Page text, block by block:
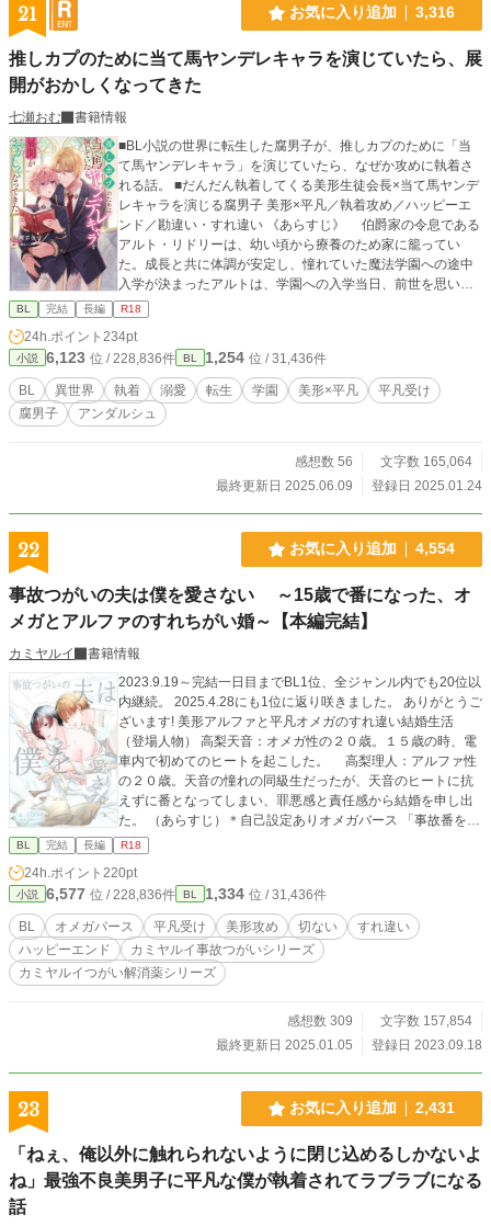
21 お気に入り追加 3,316
推しカプのために当て馬ヤンデレキャラを演じていたら、展
開がおかしくなってきた
七瀬おむ
書籍情報
■BL小説の世界に転生した腐男子が、推しカプのために「当
て馬ヤンデレキャラ」を演じていたら、なぜか攻めに執着さ
れる話。 ■だんだん執着してくる美形生徒会長×当て馬ヤンデ
レキャラを演じる腐男子 美形×平凡／執着攻め／ハッピーエ
ンド／勘違い・すれ違い 《あらすじ》 伯爵家の令息である
アルト・リドリーは、幼い頃から療養のため家に籠ってい
た。成長と共に体調が安定し、憧れていた魔法学園への途中
入学が決まったアルトは、学園への入学当日、前世を思い出
す。 この世界は前世で読んでいた「学園モノのBL小説」で
あり、アルトは推しカプの「攻め」であるグレン・アディソ
ンに好意を寄せる、当て馬ヤンデレキャラだったのだ。アル
トは「美形クール攻め×平民の美少年」という推しカプを成立
させるため、ヤンデレ当て馬キャラを演じることを決意す
る。 アルトはそれからグレンに迫り、本人としては完璧に
「ヤンデレ」を演じていた。しかし、そもそも病んでいない
中、最初は全くアルトに興味がなかったグレンも、アルトの
ことが気になってきて…？
BL 完結 長編 R18
24h.ポイント 234pt
小説 6,123 位 / 228,836件 BL 1,254 位 / 31,436件
BL 異世界 執着 溺愛 転生 学園 美形×平凡
平凡受け
腐男子
アンダルシュ
感想数 56
文字数 165,064
最終更新日 2025.06.09
登録日 2025.01.24
22 お気に入り追加 4,554
事故つがいの夫は僕を愛さない ～15歳で番になった、オ
メガとアルファのすれちがい婚～【本編完結】
カミヤルイ
書籍情報
2023.9.19～完結一日目までBL1位、全ジャンル内でも20位以
内継続。 2025.4.28にも1位に返り咲きました。 ありがとうご
ざいます! 美形アルファと平凡オメガのすれ違い結婚生活
（登場人物） 高梨天音：オメガ性の２０歳。１５歳の時、電
車内で初めてのヒートを起こした。 高梨理人：アルファ性
の２０歳。天音の憧れの同級生だったが、天音のヒートに抗
えずに番となってしまい、罪悪感と責任感から結婚を申し出
た。 （あらすじ）＊自己設定ありオメガバース 「事故番を対
象とした番解消の投与薬がいよいよ完成しました」 ある朝流
れたニュースに、オメガの天音の番で、夫でもあるアルファ
の理人は釘付けになった。 天音は理人が薬を欲しいのではと
不安になる。二人は五年前、天音の突発的なヒートにより番
となった事故番だからだ。 理人は夫として誠実で優しいが、
番になってからの五年間、一度も愛を囁いてくれたこともな
ければ、発情期以外の性交は無く寝室も別。さらにはキス
も、顔を見ながらの性交もしてくれたことがない。 天音は理
ないと苦手な家事も頑張ってきた。どうか理人が薬のことを
考えないでいてくれるようにと願う。最近は理人の帰りが遅
く、ますます距離ができているからなおさらだった。 しかし
その夜、別のオメガの匂いを纏わりつけて帰宅した理人に乱
暴に抱かれ、翌日には理人が他のオメガと抱き合ってキスす
る場面を見てしまう。天音ははっきりと感じた、彼は理人の
は別れるしかないと考え、番解消薬について調べることにす
るが……。 表紙は天宮叶さん@amamiyakyo0217
BL 完結 長編 R18
24h.ポイント 220pt
小説 6,577 位 / 228,836件 BL 1,334 位 / 31,436件
BL オメガバース 平凡受け 美形攻め 切ない
すれ違い
ハッピーエンド
カミヤルイ事故つがいシリーズ
カミヤルイつがい解消薬シリーズ
感想数 309
文字数 157,854
最終更新日 2025.01.05
登録日 2023.09.18
23 お気に入り追加 2,431
「ねぇ、俺以外に触れられないように閉じ込めるしかないよ
ね」最強不良美男子に平凡な僕が執着されてラブラブになる
話